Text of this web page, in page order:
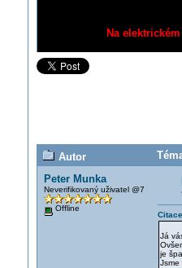
Na
Autor
Peter Munka
Neverifikovaný uživatel @7
Offline
Já
je
Jsme